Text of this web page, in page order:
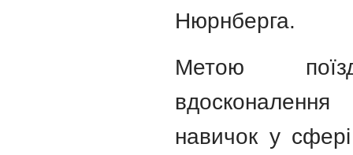
Нюрнберга.
Метою
вдосконалення
навичок у